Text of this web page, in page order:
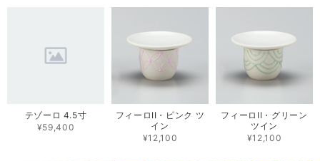
テゾーロ 4.5寸
¥59,400
フィーロII・ピンク ツ
イン
¥12,100
フィーロII・グリーン
ツイン
¥12,100